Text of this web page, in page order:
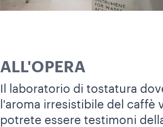
ALL'OPERA
Il laboratorio di tostatura
l'aroma irresistibile del caffè
potrete essere testimoni